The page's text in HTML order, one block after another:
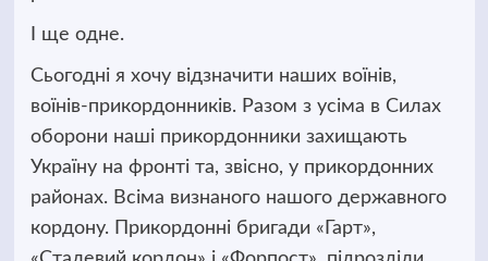
І ще одне.
Сьогодні я хочу відзначити наших воїнів,
воїнів-прикордонників. Разом з усіма в Силах
оборони наші прикордонники захищають
Україну на фронті та, звісно, у прикордонних
районах. Всіма визнаного нашого державного
кордону. Прикордонні бригади «Гарт»,